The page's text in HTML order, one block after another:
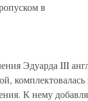
в
Эдуарда III
комплектовалась
К нему